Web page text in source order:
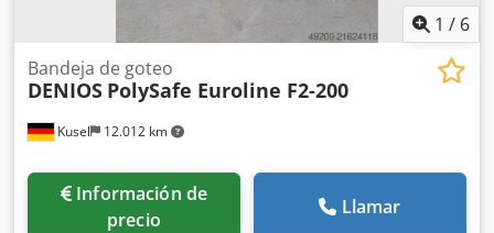
1 / 6
Kusel 12.012 km
Bandeja de goteo
DENIOS PolySafe Euroline F2-200
Información de
precio
Llamar